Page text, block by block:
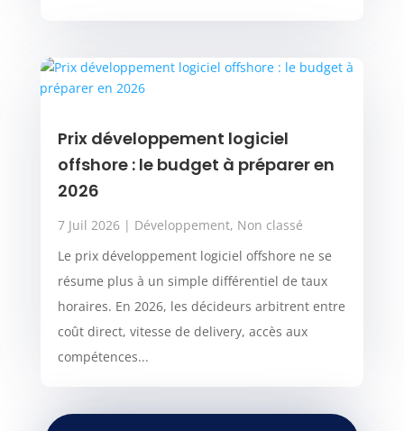
Prix développement logiciel
offshore : le budget à préparer en
2026
7 Juil 2026| Développement, Non classé
Le prix développement logiciel offshore ne se
résume plus à un simple différentiel de taux
horaires. En 2026, les décideurs arbitrent entre
coût direct, vitesse de delivery, accès aux
compétences...